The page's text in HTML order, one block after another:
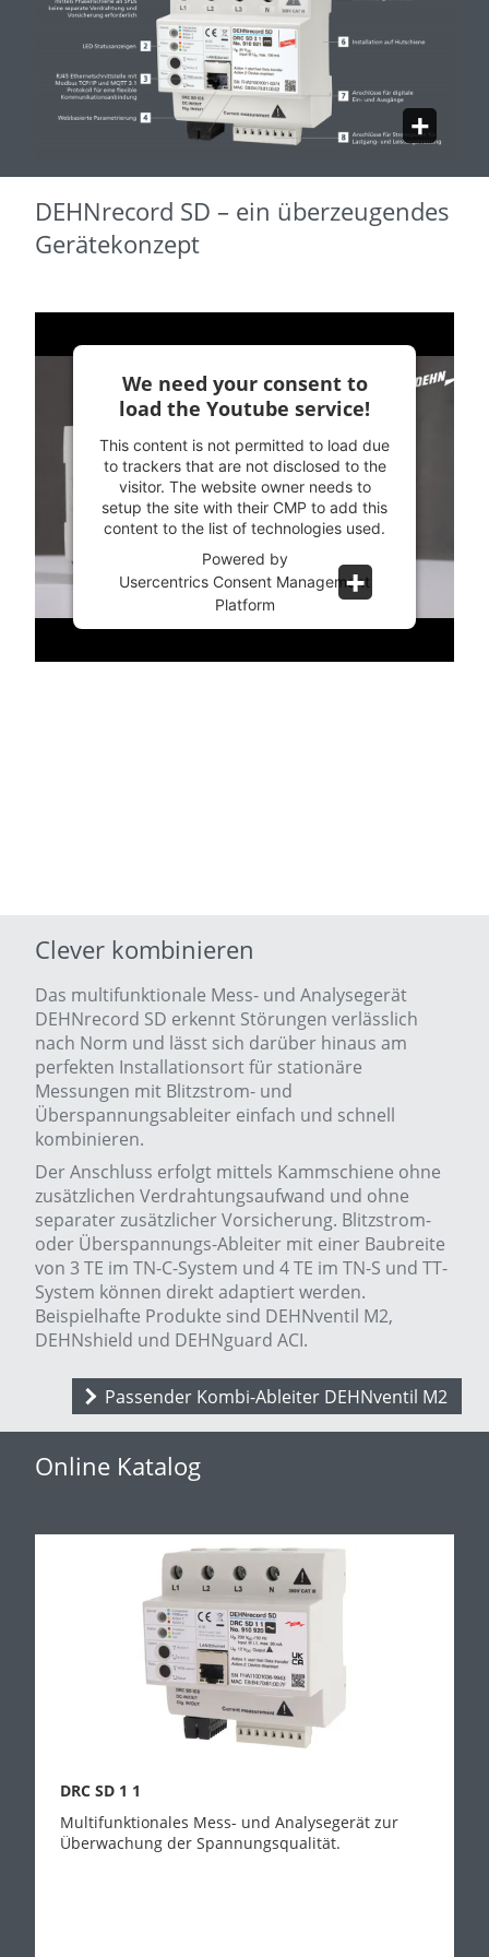
DEHNrecord SD – ein überzeugendes
Gerätekonzept
We need your consent to
load the Youtube service!
This content is not permitted to load due
to trackers that are not disclosed to the
visitor. The website owner needs to
setup the site with their CMP to add this
content to the list of technologies used.
Powered by
Usercentrics Consent Management
Platform
Clever kombinieren
Das multifunktionale Mess- und Analysegerät
DEHNrecord SD erkennt Störungen verlässlich
nach Norm und lässt sich darüber hinaus am
perfekten Installationsort für stationäre
Messungen mit Blitzstrom- und
Überspannungsableiter einfach und schnell
kombinieren.
Der Anschluss erfolgt mittels Kammschiene ohne
zusätzlichen Verdrahtungsaufwand und ohne
separater zusätzlicher Vorsicherung. Blitzstrom-
oder Überspannungs-Ableiter mit einer Baubreite
von 3 TE im TN-C-System und 4 TE im TN-S und TT-
System können direkt adaptiert werden.
Beispielhafte Produkte sind DEHNventil M2,
DEHNshield und DEHNguard ACI.
Passender Kombi-Ableiter DEHNventil M2
Online Katalog
DRC SD 1 1
Multifunktionales Mess- und Analysegerät zur
Überwachung der Spannungsqualität.